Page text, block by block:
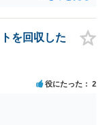
成提出し、裁判所に
載内容から明らかな
し、引き続き訴訟も
なったところで、
領を促すこともあ
実際の本人性が明ら
求で代理人弁護士
にしないでしょ
を回収した
役にたった 2